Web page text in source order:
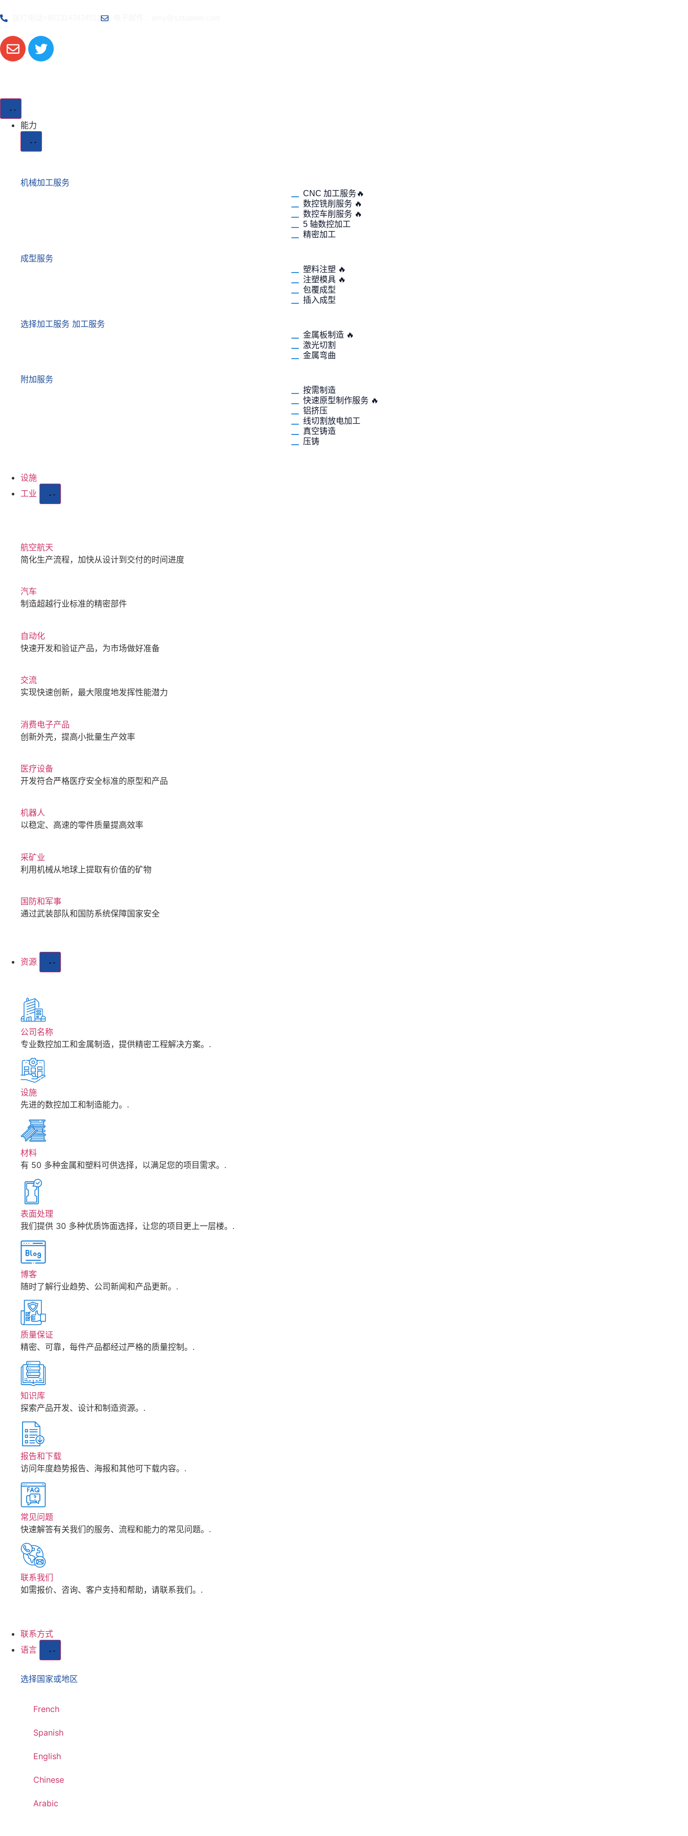
能力
机械加工服务
CNC 加工服务🔥
数控铣削服务 🔥
数控车削服务 🔥
5 轴数控加工
精密加工
成型服务
塑料注塑 🔥
注塑模具 🔥
包覆成型
插入成型
选择加工服务 加工服务
金属板制造 🔥
激光切割
金属弯曲
附加服务
按需制造
快速原型制作服务 🔥
铝挤压
线切割放电加工
真空铸造
压铸
设施
工业
航空航天
简化生产流程，加快从设计到交付的时间进度
汽车
制造超越行业标准的精密部件
自动化
快速开发和验证产品，为市场做好准备
交流
实现快速创新，最大限度地发挥性能潜力
消费电子产品
创新外壳，提高小批量生产效率
医疗设备
开发符合严格医疗安全标准的原型和产品
机器人
以稳定、高速的零件质量提高效率
采矿业
利用机械从地球上提取有价值的矿物
国防和军事
通过武装部队和国防系统保障国家安全
资源
公司名称
专业数控加工和金属制造，提供精密工程解决方案。.
设施
先进的数控加工和制造能力。.
材料
有 50 多种金属和塑料可供选择，以满足您的项目需求。.
表面处理
我们提供 30 多种优质饰面选择，让您的项目更上一层楼。.
博客
随时了解行业趋势、公司新闻和产品更新。.
质量保证
精密、可靠，每件产品都经过严格的质量控制。.
知识库
探索产品开发、设计和制造资源。.
报告和下载
访问年度趋势报告、海报和其他可下载内容。.
常见问题
快速解答有关我们的服务、流程和能力的常见问题。.
联系我们
如需报价、咨询、客户支持和帮助，请联系我们。.
联系方式
语言
选择国家或地区
French
Spanish
English
Chinese
Arabic